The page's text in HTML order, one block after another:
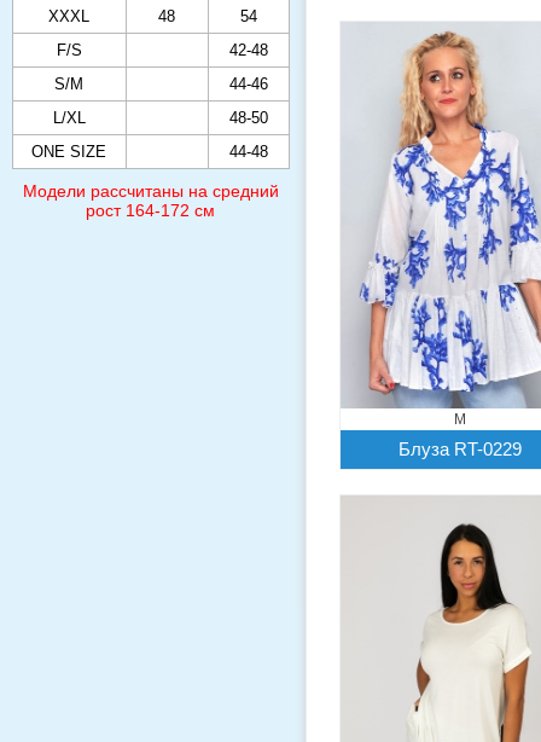
XXXL
48
54
F/S
42-48
S/M
44-46
L/XL
48-50
ONE SIZE
44-48
Модели рассчитаны на средний
рост 164-172 см
M
Блуза RT-0229